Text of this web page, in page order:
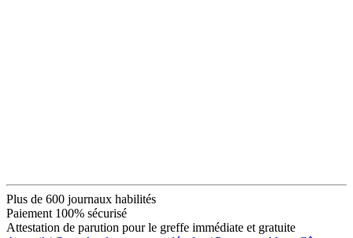
Plus de 600 journaux habilités
Paiement 100% sécurisé
Attestation de parution pour le greffe immédiate et gratuite